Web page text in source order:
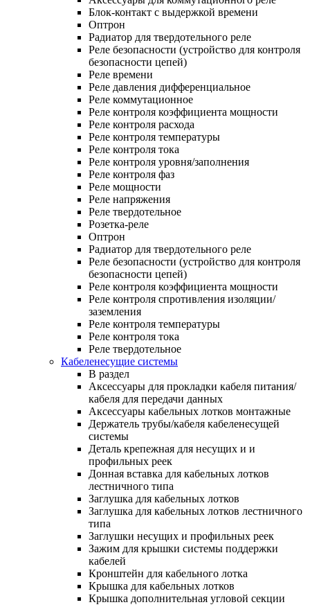
Блок-контакт с выдержкой времени
Оптрон
Радиатор для твердотельного реле
Реле безопасности (устройство для контроля
безопасности цепей)
Реле времени
Реле давления дифференциальное
Реле коммутационное
Реле контроля коэффициента мощности
Реле контроля расхода
Реле контроля температуры
Реле контроля тока
Реле контроля уровня/заполнения
Реле контроля фаз
Реле мощности
Реле напряжения
Реле твердотельное
Розетка-реле
Оптрон
Радиатор для твердотельного реле
Реле безопасности (устройство для контроля
безопасности цепей)
Реле контроля коэффициента мощности
Реле контроля спротивления изоляции/
заземления
Реле контроля температуры
Реле контроля тока
Реле твердотельное
Кабеленесущие системы
В раздел
Аксессуары для прокладки кабеля питания/
кабеля для передачи данных
Аксессуары кабельных лотков монтажные
Держатель трубы/кабеля кабеленесущей
системы
Деталь крепежная для несущих и и
профильных реек
Донная вставка для кабельных лотков
лестничного типа
Заглушка для кабельных лотков
Заглушка для кабельных лотков лестничного
типа
Заглушки несущих и профильных реек
Зажим для крышки системы поддержки
кабелей
Кронштейн для кабельного лотка
Крышка для кабельных лотков
Крышка дополнительная угловой секции